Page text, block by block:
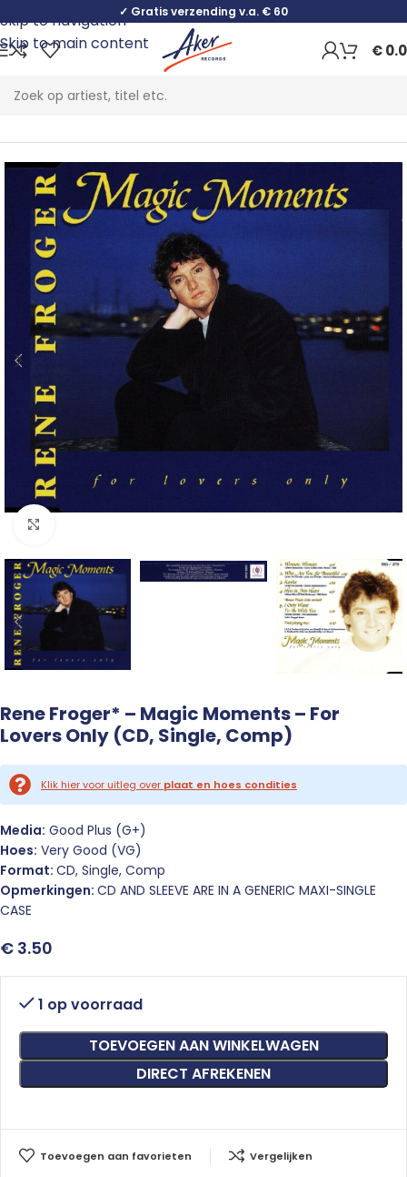
Skip to navigation
Skip to main content
✓ Gratis verzending v.a. € 60
€
Home Pop
Rene Froger* – Magic Moments – For
Lovers Only (CD, Single, Comp)
Klik hier voor uitleg over plaat en hoes condities
Media: Good Plus (G+)
Hoes: Very Good (VG)
Format: CD, Single, Comp
Opmerkingen: CD AND SLEEVE ARE IN A GENERIC MAXI-SINGLE
CASE
€ 3.50
1 op voorraad
TOEVOEGEN AAN WINKELWAGEN
DIRECT AFREKENEN
Toevoegen aan favorieten Vergelijken